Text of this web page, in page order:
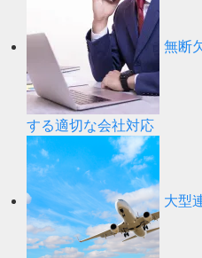
無断
する適切な会社対応
大型